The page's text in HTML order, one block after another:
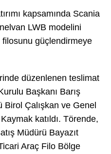
kapsamında Scania
LWB modelini
güçlendirmeye
düzenlenen teslimat
Başkanı Barış
Birol Çalışkan ve Genel
katıldı. Törende,
Müdürü Bayazıt
Araç Filo Bölge